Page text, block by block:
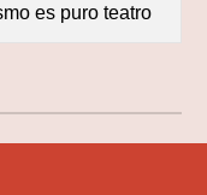
es puro teatro